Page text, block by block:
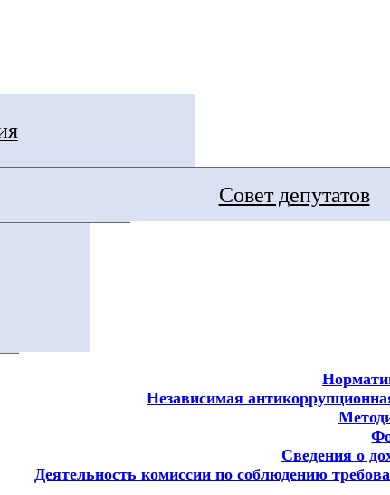
Совет депутатов
Независимая
Сведения о
Деятельность комиссии по соблюдению